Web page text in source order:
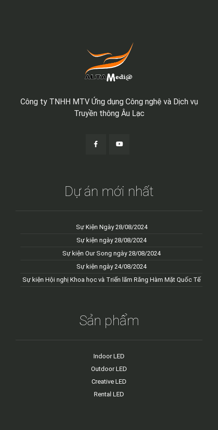
Công ty TNHH MTV Ứng dụng Công nghệ và Dịch vụ
Truyền thông Âu Lạc
Dự án mới nhất
Sự Kiện Ngày 28/08/2024
Sự kiện ngày 28/08/2024
Sự kiện Our Song ngày 28/08/2024
Sự kiện ngày 24/08/2024
Sự kiện Hội nghị Khoa học và Triển lãm Răng Hàm Mặt Quốc Tế
Sản phẩm
Indoor LED
Outdoor LED
Creative LED
Rental LED